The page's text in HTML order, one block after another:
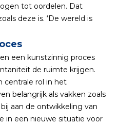
tot oordelen. Dat
deze is. ‘De wereld is
een kunstzinnig proces
de ruimte krijgen.
centrale rol in het
belangrijk als vakken zoals
aan de ontwikkeling van
in een nieuwe situatie voor